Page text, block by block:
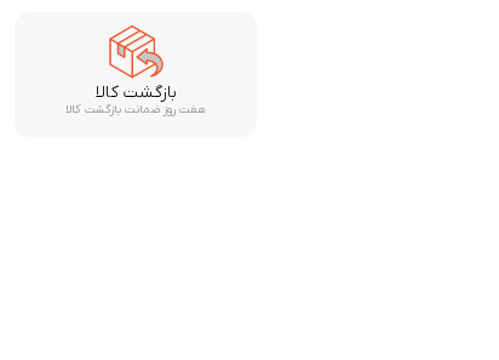
بازگشت کالا
هفت روز ضمانت بازگشت کالا